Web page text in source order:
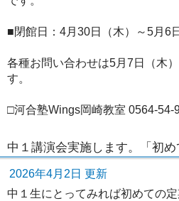
■閉館日：4月30日（木）～5月6
各種お問い合わせは5月7日（木
す。
□河合塾Wings岡崎教室 0564-54-
中１講演会実施します。「初め
2026年4月2日 更新
中１生にとってみれば初めての